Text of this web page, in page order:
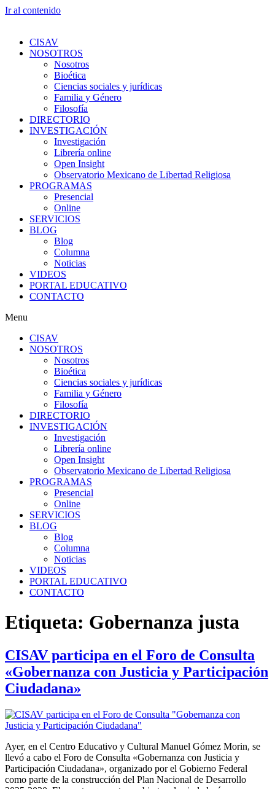
Ir al contenido
CISAV
NOSOTROS
Nosotros
Bioética
Ciencias sociales y jurídicas
Familia y Género
Filosofía
DIRECTORIO
INVESTIGACIÓN
Investigación
Librería online
Open Insight
Observatorio Mexicano de Libertad Religiosa
PROGRAMAS
Presencial
Online
SERVICIOS
BLOG
Blog
Columna
Noticias
VIDEOS
PORTAL EDUCATIVO
CONTACTO
Menu
CISAV
NOSOTROS
Nosotros
Bioética
Ciencias sociales y jurídicas
Familia y Género
Filosofía
DIRECTORIO
INVESTIGACIÓN
Investigación
Librería online
Open Insight
Observatorio Mexicano de Libertad Religiosa
PROGRAMAS
Presencial
Online
SERVICIOS
BLOG
Blog
Columna
Noticias
VIDEOS
PORTAL EDUCATIVO
CONTACTO
Etiqueta: Gobernanza justa
CISAV participa en el Foro de Consulta
«Gobernanza con Justicia y Participación
Ciudadana»
Ayer, en el Centro Educativo y Cultural Manuel Gómez Morin, se
llevó a cabo el Foro de Consulta «Gobernanza con Justicia y
Participación Ciudadana», organizado por el Gobierno Federal
como parte de la construcción del Plan Nacional de Desarrollo